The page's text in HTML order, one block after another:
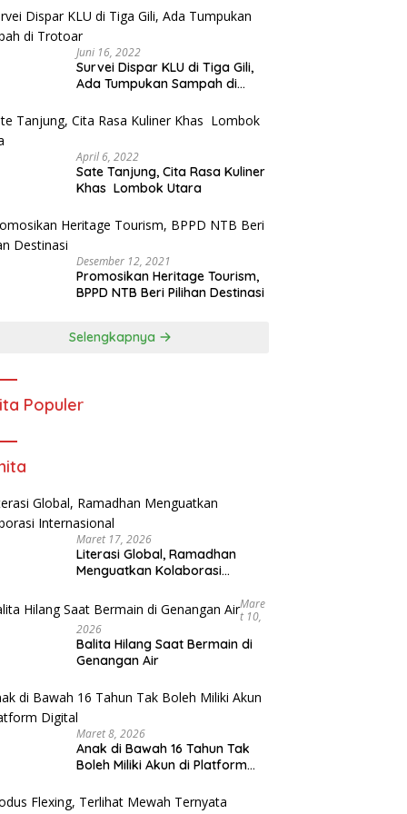
Juni 16, 2022
Survei Dispar KLU di Tiga Gili,
Ada Tumpukan Sampah di
April 6, 2022
Sate Tanjung, Cita Rasa Kuliner
Khas Lombok Utara
Desember 12, 2021
Promosikan Heritage Tourism,
BPPD NTB Beri Pilihan Destinasi
Selengkapnya
Populer
Maret 17, 2026
Literasi Global, Ramadhan
Menguatkan Kolaborasi
Mare
T 10,
2026
Balita Hilang Saat Bermain di
Genangan Air
Maret 8, 2026
Anak di Bawah 16 Tahun Tak
Boleh Miliki Akun di Platform